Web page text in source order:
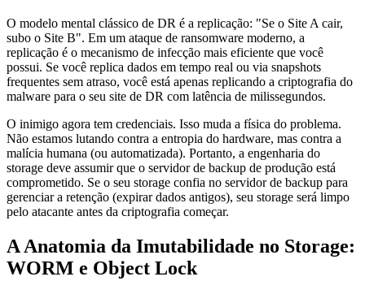
O modelo mental clássico de DR é a replicação: "Se o Site A cair,
subo o Site B". Em um ataque de ransomware moderno, a
replicação é o mecanismo de infecção mais eficiente que você
possui. Se você replica dados em tempo real ou via snapshots
frequentes sem atraso, você está apenas replicando a criptografia do
malware para o seu site de DR com latência de milissegundos.
O inimigo agora tem credenciais. Isso muda a física do problema.
Não estamos lutando contra a entropia do hardware, mas contra a
malícia humana (ou automatizada). Portanto, a engenharia do
storage deve assumir que o servidor de backup de produção está
comprometido. Se o seu storage confia no servidor de backup para
gerenciar a retenção (expirar dados antigos), seu storage será limpo
pelo atacante antes da criptografia começar.
A Anatomia da Imutabilidade no Storage:
WORM e Object Lock